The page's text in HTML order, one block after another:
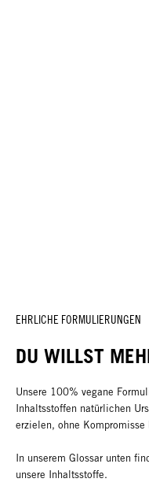
EHRLICHE FORMULIERUNGEN
DU WILLST
Unsere 100% vegane
Inhaltsstoffen natürlichen
erzielen, ohne
In unserem Glossar unten
unsere Inhaltsstoffe.